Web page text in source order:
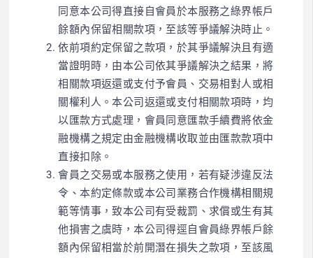
同意本公司得直接自會員於本服務之綠界帳戶
餘額內保留相關款項，至該等爭議解決時止。
依前項約定保留之款項，於其爭議解決且有適
當證明時，由本公司依其爭議解決之結果，將
相關款項返還或支付予會員、交易相對人或相
關權利人。本公司返還或支付相關款項時，均
以匯款方式處理，會員同意匯款手續費將依金
融機構之規定由金融機構收取並由匯款款項中
直接扣除。
會員之交易或本服務之使用，若有疑涉違反法
令、本約定條款或本公司業務合作機構相關規
範等情事，致本公司有受裁罰 、求償或生有其
他損害之虞時，本公司得逕自會員綠界帳戶餘
額內保留相當於前開潛在損失之款項，至該風